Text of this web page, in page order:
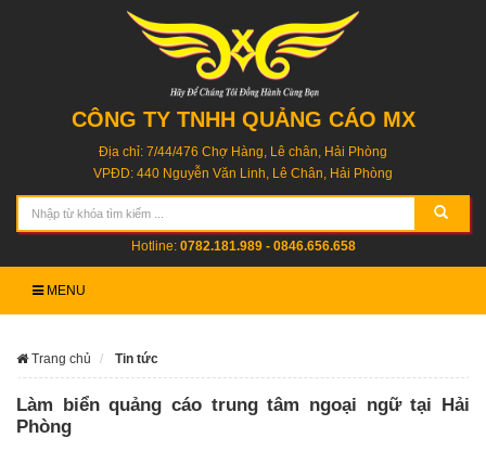
CÔNG TY TNHH QUẢNG CÁO MX
Địa chỉ: 7/44/476 Chợ Hàng, Lê chân, Hải Phòng
VPĐD: 440 Nguyễn Văn Linh, Lê Chân, Hải Phòng
Hotline: 0782.181.989 - 0846.656.658
MENU
Trang chủ Tin tức
Làm biển quảng cáo trung tâm ngoại ngữ tại Hải
Phòng